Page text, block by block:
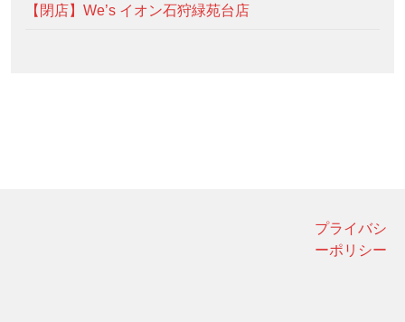
【閉店】We’s イオン石狩緑苑台店
プライバシ
ーポリシー